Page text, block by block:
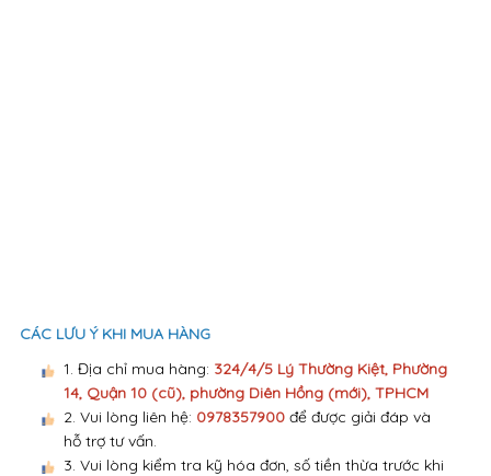
CÁC LƯU Ý KHI MUA HÀNG
1. Địa chỉ mua hàng: 324/4/5 Lý Thường Kiệt, Phường
14, Quận 10 (cũ), phường Diên Hồng (mới), TPHCM
2. Vui lòng liên hệ: 0978357900để được giải đáp và
hỗ trợ tư vấn.
3. Vui lòng kiểm tra kỹ hóa đơn, số tiền thừa trước khi